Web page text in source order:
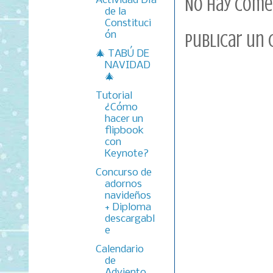
No hay
Publicar un
de la
Constituci
ón
🎄 TABÚ DE
NAVIDAD
🎄
Tutorial
¿Cómo
hacer un
flipbook
con
Keynote?
Concurso de
adornos
navideños
+ Diploma
descargabl
e
Calendario
de